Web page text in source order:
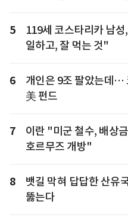
5
119세 코스타리카 남
일하고, 잘 먹는 것"
6
개인은 9조 팔았는데…
美 펀드
7
이란 "미군 철수, 배상
호르무즈 개방"
8
뱃길 막혀 답답한 산유
뚫는다